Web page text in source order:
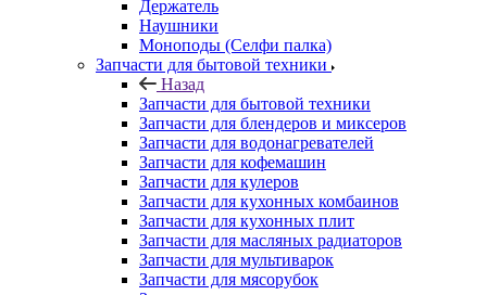
Держатель
Наушники
Моноподы (Селфи палка)
Запчасти для бытовой техники
Назад
Запчасти для бытовой техники
Запчасти для блендеров и миксеров
Запчасти для водонагревателей
Запчасти для кофемашин
Запчасти для кулеров
Запчасти для кухонных комбаинов
Запчасти для кухонных плит
Запчасти для масляных радиаторов
Запчасти для мультиварок
Запчасти для мясорубок